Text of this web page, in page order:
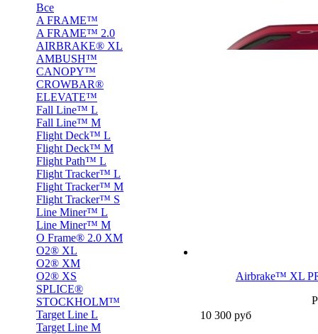
Все
A FRAME™
A FRAME™ 2.0
AIRBRAKE® XL
AMBUSH™
CANOPY™
CROWBAR®
ELEVATE™
Fall Line™ L
Fall Line™ M
Flight Deck™ L
Flight Deck™ M
Flight Path™ L
Flight Tracker™ L
Flight Tracker™ M
Flight Tracker™ S
Line Miner™ L
Line Miner™ M
O Frame® 2.0 XM
O2® XL
O2® XM
O2® XS
SPLICE®
STOCKHOLM™
Target Line L
Target Line M
Airbrake™ XL
10 300 руб